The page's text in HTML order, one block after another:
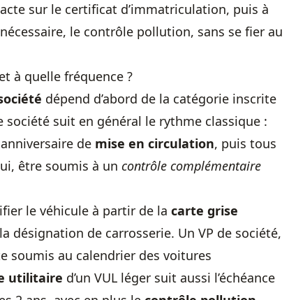
sur le certificat d’immatriculation, puis à
le contrôle pollution, sans se fier au
à quelle fréquence ?
dépend d’abord de la catégorie inscrite
société suit en général le rythme classique :
de mise en circulation, puis tous
être soumis à un contrôle complémentaire
le véhicule à partir de la carte grise
désignation de carrosserie. Un VP de société,
soumis au calendrier des voitures
utilitaire d’un VUL léger suit aussi l’échéance